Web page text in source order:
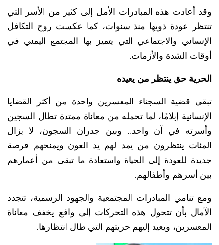
وقد أعادت هذه المبادرات الأمل إلى كثير من الأسر التي
تنتظر عودة ذويها منذ سنوات، كما عكست روح التكافل
الإنساني والاجتماعي التي يتميز بها المجتمع اليمني في
أوقات الشدة والأزمات.
الحرية حق ينتظر من يعيده
تبقى قضية السجناء المعسرين واحدة من أكثر القضايا
الإنسانية إيلامًا، لما تحمله من معاناة ممتدة تطال السجين
وأسرته في آن واحد.. وبين جدران السجون، لا يزال
المئات ينتظرون من يمد لهم يد العون ويمنحهم فرصة
جديدة للعودة إلى الحياة واستعادة ما تبقى من أعمارهم
بين أسرهم وأطفالهم.
ومع تنامي المبادرات المجتمعية والجهود الرسمية، تتجدد
الآمال بأن تتحول هذه التحركات إلى واقع يخفف معاناة
المعسرين، ويعيد إليهم حريتهم التي طال انتظارها.